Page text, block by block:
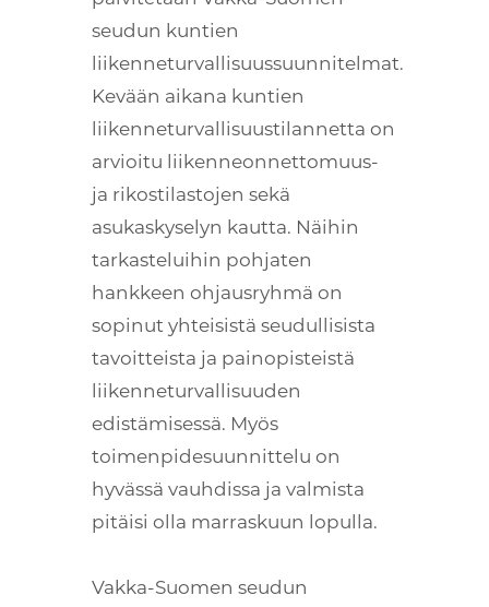
seudun kuntien
liikenneturvallisuussuunnitelmat.
Kevään aikana kuntien
liikenneturvallisuustilannetta on
arvioitu liikenneonnettomuus-
ja rikostilastojen sekä
asukaskyselyn kautta. Näihin
tarkasteluihin pohjaten
hankkeen ohjausryhmä on
sopinut yhteisistä seudullisista
tavoitteista ja painopisteistä
liikenneturvallisuuden
edistämisessä. Myös
toimenpidesuunnittelu on
hyvässä vauhdissa ja valmista
pitäisi olla marraskuun lopulla.
Vakka-Suomen seudun